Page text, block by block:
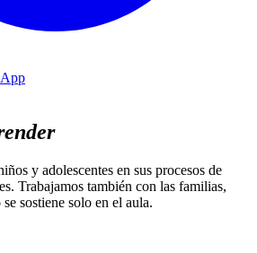
y adolescentes en sus procesos de
Trabajamos también con las familias,
sostiene solo en el aula.